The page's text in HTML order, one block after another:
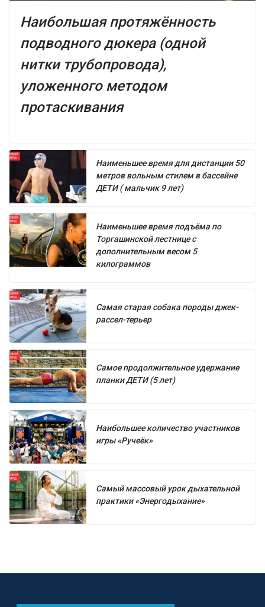
Наибольшая протяжённость
подводного дюкера (одной
нитки трубопровода),
уложенного методом
протаскивания
Наименьшее время для дистанции 50
метров вольным стилем в бассейне
ДЕТИ ( мальчик 9 лет)
Наименьшее время подъёма по
Торгашинской лестнице с
дополнительным весом 5
килограммов
Самая старая собака породы джек-
рассел-терьер
Самое продолжительное удержание
планки ДЕТИ (5 лет)
Наибольшее количество участников
игры «Ручеёк»
Самый массовый урок дыхательной
практики «Энергодыхание»